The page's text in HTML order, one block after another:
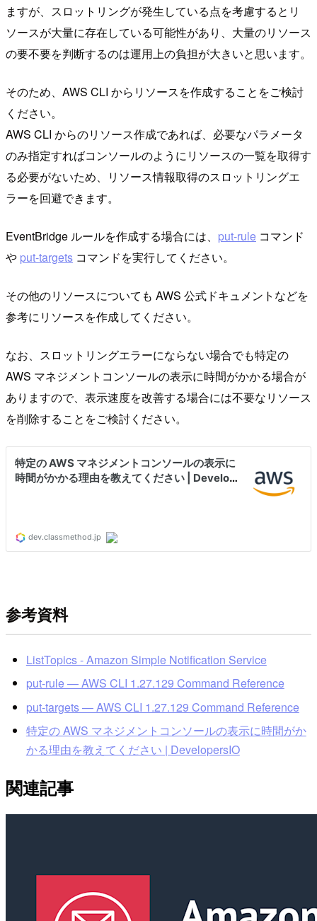
ますが、スロットリングが発生している点を考慮するとリ
ソースが大量に存在している可能性があり、大量のリソース
の要不要を判断するのは運用上の負担が大きいと思います。
そのため、AWS CLI からリソースを作成することをご検討
ください。
AWS CLI からのリソース作成であれば、必要なパラメータ
のみ指定すればコンソールのようにリソースの一覧を取得す
る必要がないため、リソース情報取得のスロットリングエ
ラーを回避できます。
EventBridge ルールを作成する場合には、 put-rule コマンド
や put-targets コマンドを実行してください。
その他のリソースについても AWS 公式ドキュメントなどを
参考にリソースを作成してください。
なお、スロットリングエラーにならない場合でも特定の
AWS マネジメントコンソールの表示に時間がかかる場合が
ありますので、表示速度を改善する場合には不要なリソース
を削除することをご検討ください。
参考資料
ListTopics - Amazon Simple Notification Service
put-rule — AWS CLI 1.27.129 Command Reference
put-targets — AWS CLI 1.27.129 Command Reference
特定の AWS マネジメントコンソールの表示に時間がか
かる理由を教えてください | DevelopersIO
関連記事